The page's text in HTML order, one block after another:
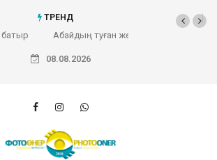
ТРЕНД
туған жері (Фоторепортаж)
08.08.2026